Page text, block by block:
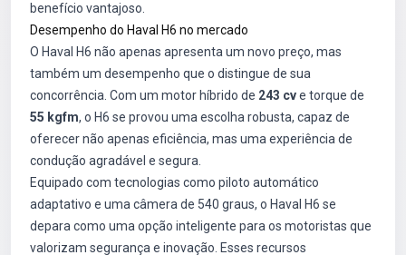
benefício vantajoso.
Desempenho do Haval H6 no mercado
O Haval H6 não apenas apresenta um novo preço, mas
também um desempenho que o distingue de sua
concorrência. Com um motor híbrido de 243 cve torque de
55 kgfm, o H6 se provou uma escolha robusta, capaz de
oferecer não apenas eficiência, mas uma experiência de
condução agradável e segura.
Equipado com tecnologias como piloto automático
adaptativo e uma câmera de 540 graus, o Haval H6 se
depara como uma opção inteligente para os motoristas que
valorizam segurança e inovação. Esses recursos